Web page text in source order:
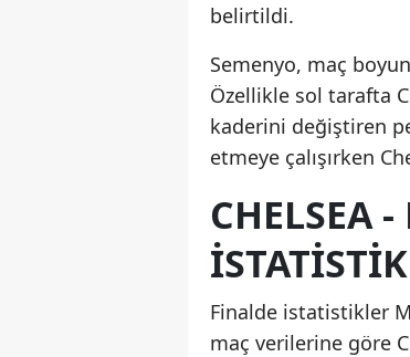
belirtildi.
Semenyo, maç
Özellikle sol tarafta
kaderini değiştiren
etmeye çalışırken
CHELSEA
Finalde istatistikler
maç verilerine göre